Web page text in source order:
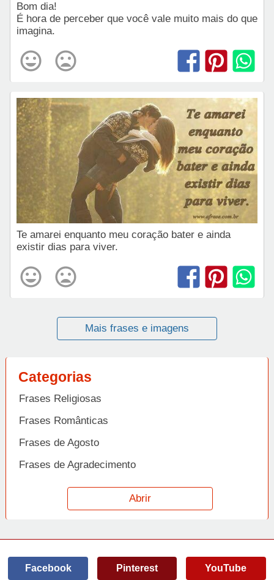
Bom dia!
É hora de perceber que você vale muito mais do que
imagina.
Te amarei enquanto meu coração bater e ainda
existir dias para viver.
Mais frases e imagens
Categorias
Frases Religiosas
Frases Românticas
Frases de Agosto
Frases de Agradecimento
Frases de Amizade
Frases de Amor
Frases de Arrependimento
Abrir
Facebook Pinterest YouTube